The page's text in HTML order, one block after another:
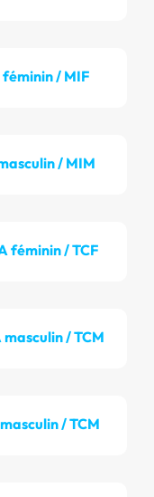
féminin / MIF
/ MIM
féminin / TCF
/ TCM
/ TCM